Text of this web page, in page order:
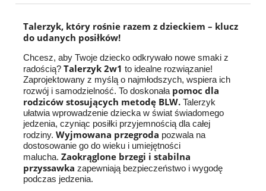
Talerzyk, który rośnie razem z dzieckiem – klucz
do udanych posiłków!
Chcesz, aby Twoje dziecko odkrywało nowe smaki z
radością? Talerzyk 2w1 to idealne rozwiązanie!
Zaprojektowany z myślą o najmłodszych, wspiera ich
rozwój i samodzielność. To doskonała pomoc dla
rodziców stosujących metodę BLW. Talerzyk
ułatwia wprowadzenie dziecka w świat świadomego
jedzenia, czyniąc posiłki przyjemnością dla całej
rodziny. Wyjmowana przegroda pozwala na
dostosowanie go do wieku i umiejętności
malucha. Zaokrąglone brzegi i stabilna
przyssawka zapewniają bezpieczeństwo i wygodę
podczas jedzenia.